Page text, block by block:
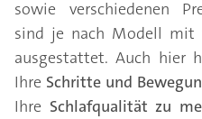
sowie verschiedenen
sind je nach Modell mit
ausgestattet. Auch hier
Ihre Schritte und
Ihre Schlafqualität zu